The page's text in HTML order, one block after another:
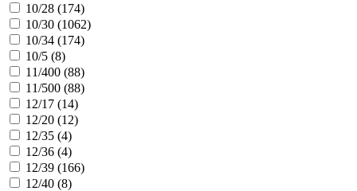
10/28 (174)
10/30 (1062)
10/34 (174)
10/5 (8)
11/400 (88)
11/500 (88)
12/17 (14)
12/20 (12)
12/35 (4)
12/36 (4)
12/39 (166)
12/40 (8)